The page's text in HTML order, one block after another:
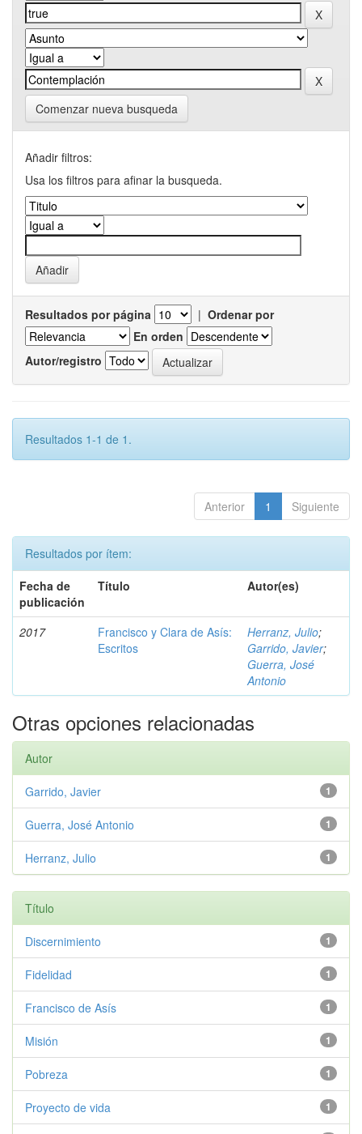
Comenzar nueva busqueda
Añadir filtros:
Usa los filtros para afinar la busqueda.
Resultados por página | Ordenar por
En orden
Autor/registro
Resultados 1-1 de 1.
Anterior 1 Siguiente
Resultados por ítem:
Fecha de
publicación
Título Autor(es)
2017
Francisco y Clara de Asís:
Escritos
Herranz, Julio;
Garrido, Javier;
Guerra, José
Antonio
Otras opciones relacionadas
Autor
1
Garrido, Javier
1
Guerra, José Antonio
1
Herranz, Julio
Título
1
Discernimiento
1
Fidelidad
1
Francisco de Asís
1
Misión
1
Pobreza
1
Proyecto de vida